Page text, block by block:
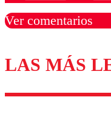
Ver comentarios
Los comentarios
LAS MÁS